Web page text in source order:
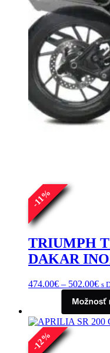
-
11%
TRIUMPH
DAKAR
474.00€ – 502.00€ s
-
12
%